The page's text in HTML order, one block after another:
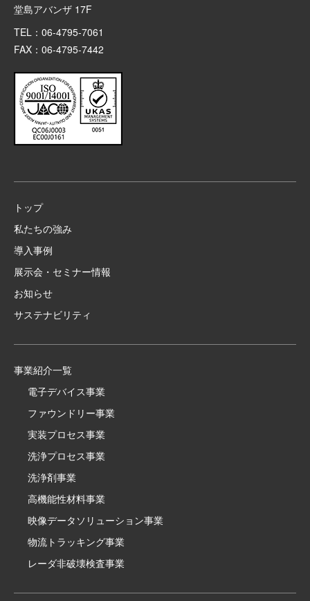
堂島アバンザ 17F
TEL：06-4795-7061
FAX：06-4795-7442
トップ
私たちの強み
導入事例
展示会・セミナー情報
お知らせ
サステナビリティ
事業紹介一覧
電子デバイス事業
ファウンドリー事業
実装プロセス事業
洗浄プロセス事業
洗浄剤事業
高機能性材料事業
映像データソリューション事業
物流トラッキング事業
レーダ非破壊検査事業